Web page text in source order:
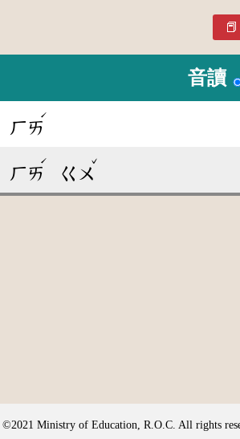
音讀
ㄏㄞ
ˊ
ㄏㄞ
ˊ
ㄍㄨ
ˇ
©2021 Ministry of Education, R.O.C. All rights